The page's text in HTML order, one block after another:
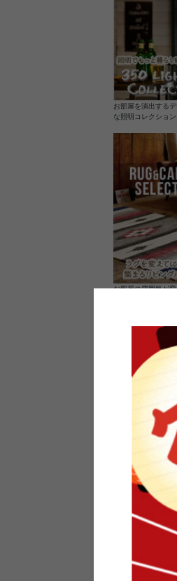
お部屋を演出する
な照明コレクション
お部屋の雰囲気が
素材の良さを活か
ケットのペンダント
インフォメー
よくあるご質問